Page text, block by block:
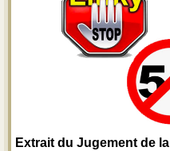
Extrait du Jugement de la